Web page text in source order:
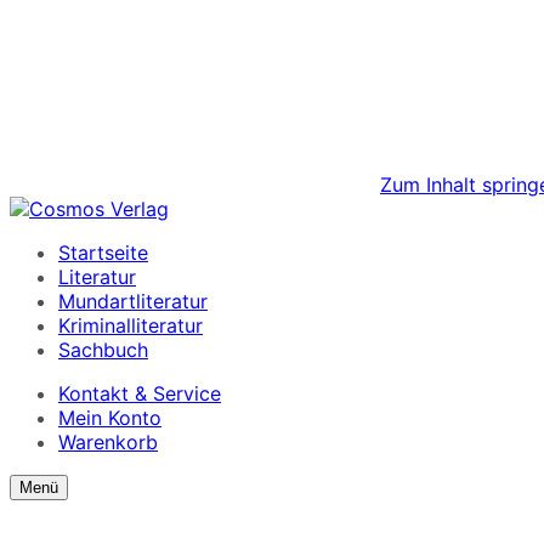
Zum Inhalt
Startseite
Literatur
Mundartliteratur
Kriminalliteratur
Sachbuch
Kontakt & Service
Mein Konto
Warenkorb
Suchformular
Suchformular
Menü